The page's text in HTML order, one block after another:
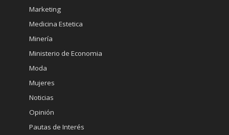
Marketing
Medicina Estetica
Minería
Ministerio de Economia
Moda
Mujeres
Noticias
Opinión
Pautas de Interés